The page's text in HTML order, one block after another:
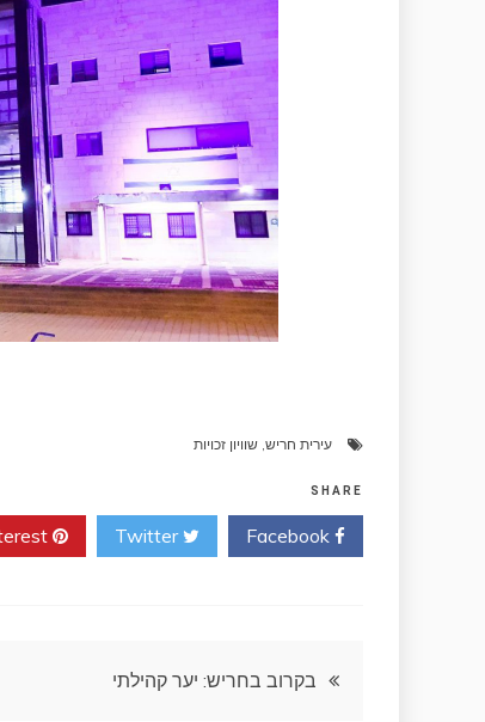
עירית חריש, שוויון זכויות
SHARE
Twitter
ניווטבקרוב בחריש: יער קהילתי